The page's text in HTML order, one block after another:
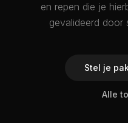
en repen die je
gevalideerd door
Stel je
Alle